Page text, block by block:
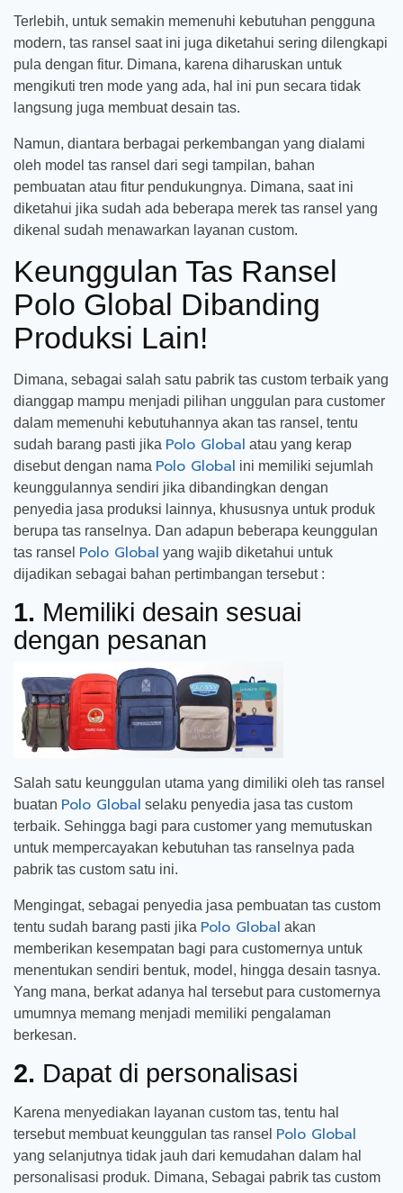
Terlebih, untuk semakin memenuhi kebutuhan pengguna
modern, tas ransel saat ini juga diketahui sering dilengkapi
pula dengan fitur. Dimana, karena diharuskan untuk
mengikuti tren mode yang ada, hal ini pun secara tidak
langsung juga membuat desain tas.
Namun, diantara berbagai perkembangan yang dialami
oleh model tas ransel dari segi tampilan, bahan
pembuatan atau fitur pendukungnya. Dimana, saat ini
diketahui jika sudah ada beberapa merek tas ransel yang
dikenal sudah menawarkan layanan custom.
Keunggulan Tas Ransel
Polo Global Dibanding
Produksi Lain!
Dimana, sebagai salah satu pabrik tas custom terbaik yang
dianggap mampu menjadi pilihan unggulan para customer
dalam memenuhi kebutuhannya akan tas ransel, tentu
sudah barang pasti jika Polo Global atau yang kerap
disebut dengan nama Polo Global ini memiliki sejumlah
keunggulannya sendiri jika dibandingkan dengan
penyedia jasa produksi lainnya, khususnya untuk produk
berupa tas ranselnya. Dan adapun beberapa keunggulan
tas ransel Polo Global yang wajib diketahui untuk
dijadikan sebagai bahan pertimbangan tersebut :
1. Memiliki desain sesuai
dengan pesanan
Salah satu keunggulan utama yang dimiliki oleh tas ransel
buatan Polo Global selaku penyedia jasa tas custom
terbaik. Sehingga bagi para customer yang memutuskan
untuk mempercayakan kebutuhan tas ranselnya pada
pabrik tas custom satu ini.
Mengingat, sebagai penyedia jasa pembuatan tas custom
tentu sudah barang pasti jika Polo Global akan
memberikan kesempatan bagi para customernya untuk
menentukan sendiri bentuk, model, hingga desain tasnya.
Yang mana, berkat adanya hal tersebut para customernya
umumnya memang menjadi memiliki pengalaman
berkesan.
2. Dapat di personalisasi
Karena menyediakan layanan custom tas, tentu hal
tersebut membuat keunggulan tas ransel Polo Global
yang selanjutnya tidak jauh dari kemudahan dalam hal
personalisasi produk. Dimana, Sebagai pabrik tas custom